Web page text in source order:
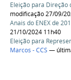
Eleição para Direção
modificação 27/09/
Anais do ENEX de
21/10/2024 11h40
Eleição para
Marcos - CCS —